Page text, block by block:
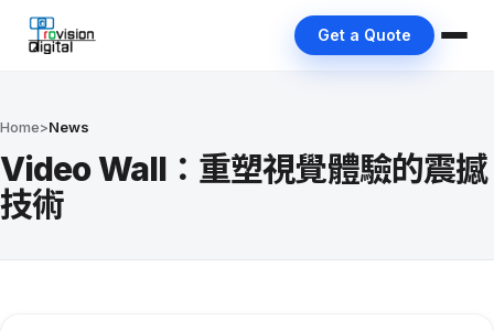
Get a Quote
Home>News
Video Wall：重塑視覺體驗的震撼
技術